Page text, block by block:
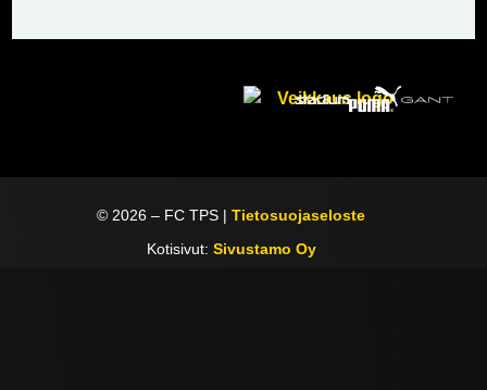
© 2026 – FC TPS |Tietosuojaseloste
Kotisivut: Sivustamo Oy